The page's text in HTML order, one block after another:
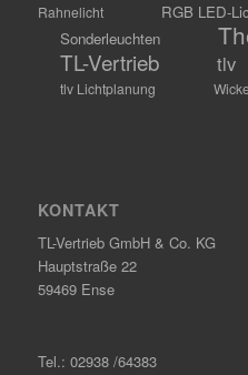
Rahnelicht
RGB LED-
Sonderleuchten
TL-Vertrieb tlv
tlv Lichtplanung
KONTAKT
TL-Vertrieb GmbH & Co. KG
Hauptstraße 22
59469 Ense
Tel.: 02938 /64383